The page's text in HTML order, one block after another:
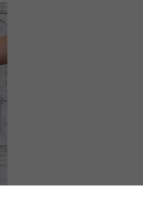
en garantissant la conformité avec